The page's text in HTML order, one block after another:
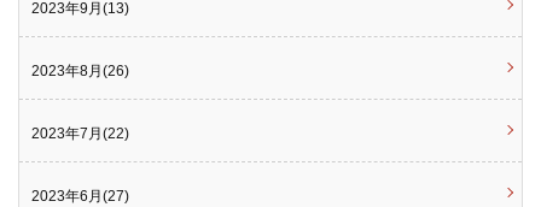
2023年9月(13)
2023年8月(26)
2023年7月(22)
2023年6月(27)